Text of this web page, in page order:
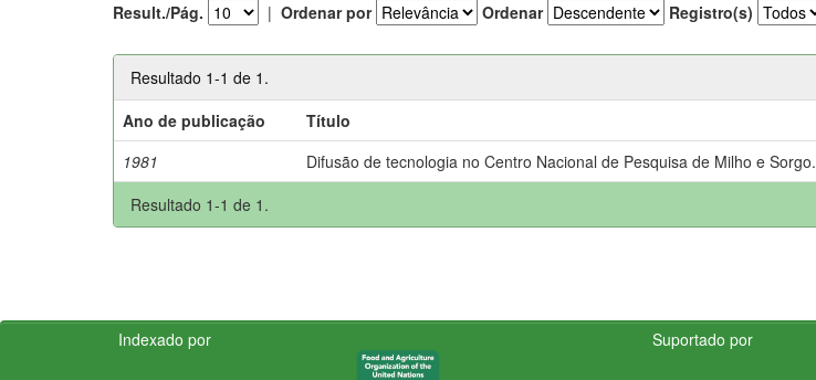
Result./Pág. | Ordenar por Ordenar Registro(s)
Resultado 1-1 de 1.
Ano de publicação
Título
1981
Difusão de tecnologia no Centro Nacional de Pesquisa de Milho e Sorgo.
Resultado 1-1 de 1.
Indexado por Suportado por